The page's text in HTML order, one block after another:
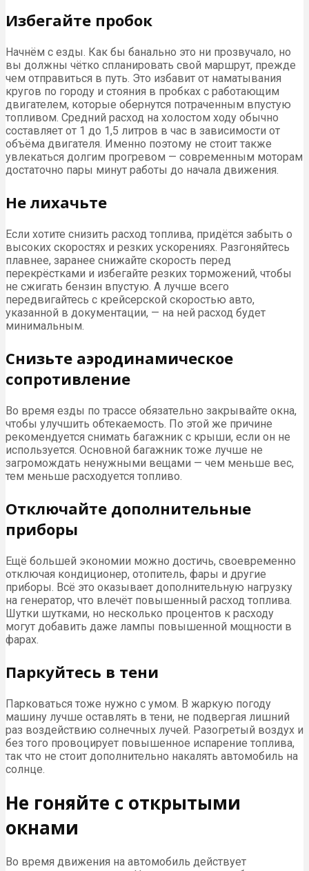
Избегайте пробок
Начнём с езды. Как бы банально это ни прозвучало, но
вы должны чётко спланировать свой маршрут, прежде
чем отправиться в путь. Это избавит от наматывания
кругов по городу и стояния в пробках с работающим
двигателем, которые обернутся потраченным впустую
топливом. Средний расход на холостом ходу обычно
составляет от 1 до 1,5 литров в час в зависимости от
объёма двигателя. Именно поэтому не стоит также
увлекаться долгим прогревом — современным моторам
достаточно пары минут работы до начала движения.
Не лихачьте
Если хотите снизить расход топлива, придётся забыть о
высоких скоростях и резких ускорениях. Разгоняйтесь
плавнее, заранее снижайте скорость перед
перекрёстками и избегайте резких торможений, чтобы
не сжигать бензин впустую. А лучше всего
передвигайтесь с крейсерской скоростью авто,
указанной в документации, — на ней расход будет
минимальным.
Снизьте аэродинамическое
сопротивление
Во время езды по трассе обязательно закрывайте окна,
чтобы улучшить обтекаемость. По этой же причине
рекомендуется снимать багажник с крыши, если он не
используется. Основной багажник тоже лучше не
загромождать ненужными вещами — чем меньше вес,
тем меньше расходуется топливо.
Отключайте дополнительные
приборы
Ещё большей экономии можно достичь, своевременно
отключая кондиционер, отопитель, фары и другие
приборы. Всё это оказывает дополнительную нагрузку
на генератор, что влечёт повышенный расход топлива.
Шутки шутками, но несколько процентов к расходу
могут добавить даже лампы повышенной мощности в
фарах.
Паркуйтесь в тени
Парковаться тоже нужно с умом. В жаркую погоду
машину лучше оставлять в тени, не подвергая лишний
раз воздействию солнечных лучей. Разогретый воздух и
без того провоцирует повышенное испарение топлива,
так что не стоит дополнительно накалять автомобиль на
солнце.
Не гоняйте с открытыми
окнами
Во время движения на автомобиль действует